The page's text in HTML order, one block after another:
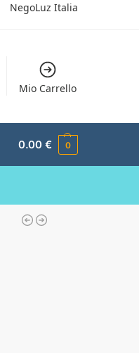
NegoLuz Italia
Mio Carrello
0.00€ 0